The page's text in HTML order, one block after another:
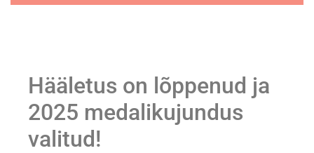
Hääletus on lõppenud ja
2025 medalikujundus
valitud!